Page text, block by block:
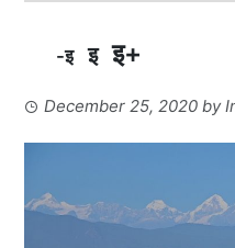
-इ इ इ+
December 25, 2020 by